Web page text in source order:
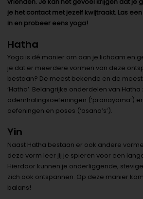
je het contact met jezelf kwijtraakt. Las
in en probeer eens yoga!
Hatha
Yoga is dé manier om aan je lichaam en
je dat er meerdere vormen van deze
bestaan? De meest bekende en de
‘Hatha’. Belangrijke onderdelen van Hatha
ademhalingsoefeningen (‘pranayama’)
oefeningen en poses (‘asana’s’).
Yin
Naast Hatha bestaan er ook andere
deze vorm leer jij je spieren voor een
Hierdoor kunnen je onderliggende,
zich ook ontspannen. Op deze manier
balans!